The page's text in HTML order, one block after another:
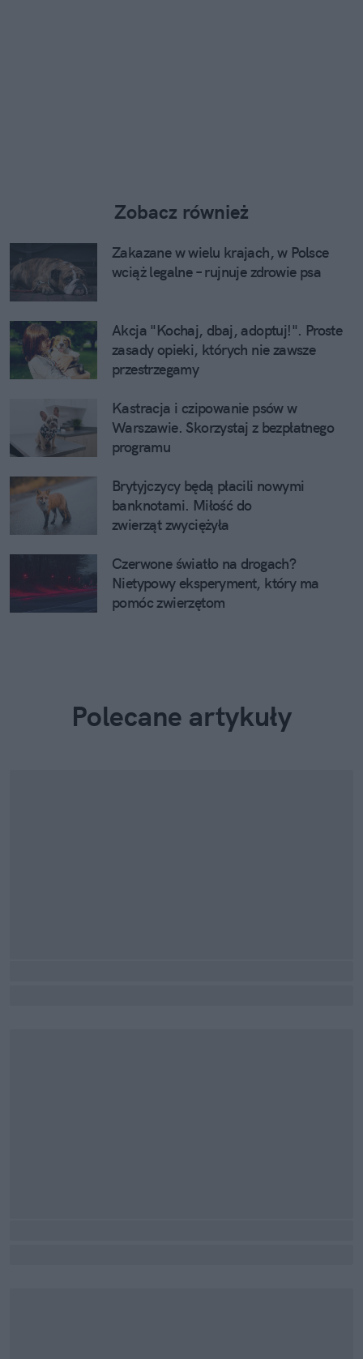
Zobacz również
Zakazane w wielu krajach, w Polsce
wciąż legalne – rujnuje zdrowie psa
Akcja "Kochaj, dbaj, adoptuj!". Proste
zasady opieki, których nie zawsze
przestrzegamy
Kastracja i czipowanie psów w
Warszawie. Skorzystaj z bezpłatnego
programu
Brytyjczycy będą płacili nowymi
banknotami. Miłość do
zwierząt zwyciężyła
Czerwone światło na drogach?
Nietypowy eksperyment, który ma
pomóc zwierzętom
Polecane artykuły